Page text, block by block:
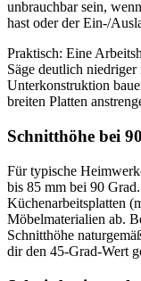
unbrauchbar sein,
hast oder der Ein-/
Praktisch: Eine
Säge deutlich
Unterkonstruktion
breiten Platten
Schnitthöhe bei
Für typische
bis 85 mm bei 90
Küchenarbeitsplatten
Möbelmaterialien ab.
Schnitthöhe
dir den 45-Grad-Wert